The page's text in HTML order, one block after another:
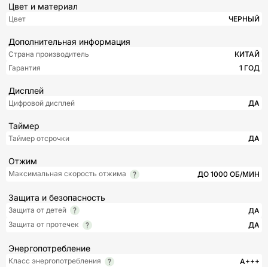
Цвет и материал
Цвет ЧЕРНЫЙ
Дополнительная информация
Страна производитель
КИТАЙ
Гарантия
1 ГОД
Дисплей
Цифровой дисплей ДА
Таймер
Таймер отсрочки ДА
Отжим
Максимальная скорость отжима ДО 1000 ОБ/МИН
Защита и безопасность
Защита от детей
ДА
Защита от протечек
ДА
Энергопотребление
Класс энергопотребления A+++